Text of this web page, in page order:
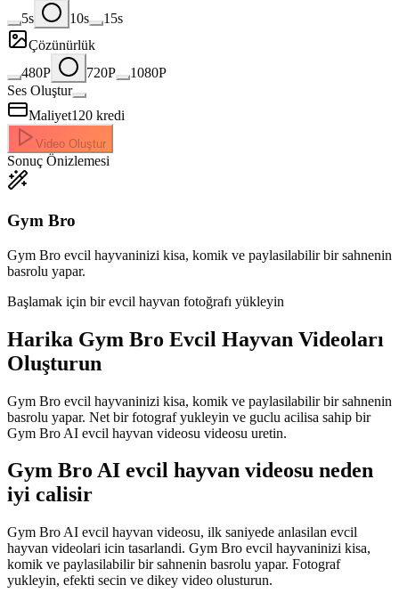
5s
10s
15s
Çözünürlük
480P
720P
1080P
Ses Oluştur
Maliyet120 kredi
Video Oluştur
Sonuç Önizlemesi
Gym Bro
Gym Bro evcil hayvaninizi kisa, komik ve paylasilabilir bir sahnenin
basrolu yapar.
Başlamak için bir evcil hayvan fotoğrafı yükleyin
Harika Gym Bro Evcil Hayvan Videoları
Oluşturun
Gym Bro evcil hayvaninizi kisa, komik ve paylasilabilir bir sahnenin
basrolu yapar. Net bir fotograf yukleyin ve guclu acilisa sahip bir
Gym Bro AI evcil hayvan videosu videosu uretin.
Gym Bro AI evcil hayvan videosu neden
iyi calisir
Gym Bro AI evcil hayvan videosu, ilk saniyede anlasilan evcil
hayvan videolari icin tasarlandi. Gym Bro evcil hayvaninizi kisa,
komik ve paylasilabilir bir sahnenin basrolu yapar. Fotograf
yukleyin, efekti secin ve dikey video olusturun.